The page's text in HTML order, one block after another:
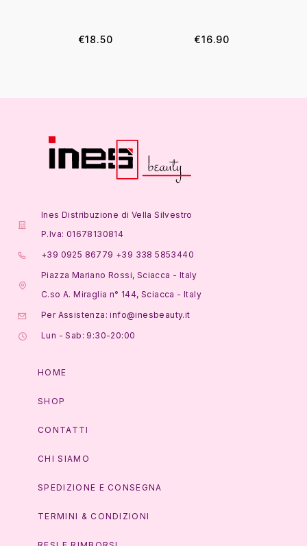
€18.50 €16.90
Ines Distribuzione di Vella Silvestro
P.Iva: 01678130814
+39 0925 86779 +39 338 5853440
Piazza Mariano Rossi, Sciacca - Italy
C.so A. Miraglia n° 144, Sciacca - Italy
Per Assistenza: info@inesbeauty.it
Lun - Sab: 9:30-20:00
HOME
SHOP
CONTATTI
CHI SIAMO
SPEDIZIONE E CONSEGNA
TERMINI & CONDIZIONI